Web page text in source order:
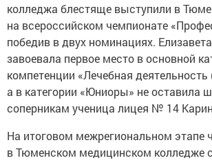
колледжа блестяще выступили в
на всероссийском чемпионате
победив в двух номинациях.
завоевала первое место в основной
компетенции «Лечебная
а в категории «Юниоры» не оставила
соперникам ученица лицея № 14
На итоговом межрегиональном этапе
в Тюменском медицинском колледже